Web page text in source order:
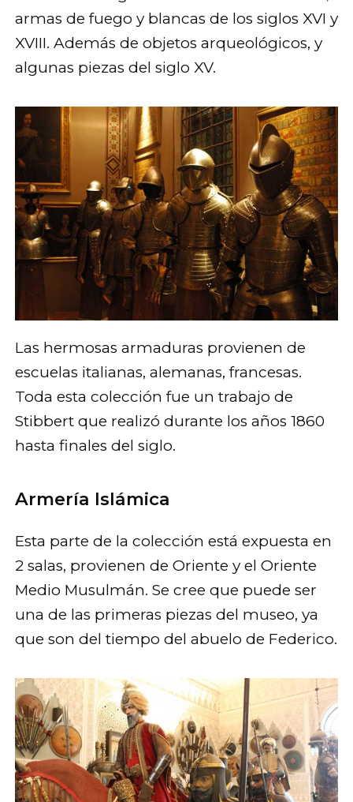
armas de fuego y blancas de los siglos XVI y
XVIII. Además de objetos arqueológicos, y
algunas piezas del siglo XV.
Las hermosas armaduras provienen de
escuelas italianas, alemanas, francesas.
Toda esta colección fue un trabajo de
Stibbert que realizó durante los años 1860
hasta finales del siglo.
Armería Islámica
Esta parte de la colección está expuesta en
2 salas, provienen de Oriente y el Oriente
Medio Musulmán. Se cree que puede ser
una de las primeras piezas del museo, ya
que son del tiempo del abuelo de Federico.